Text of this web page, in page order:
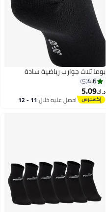
بوما ثلاث جوارب رياضية سادة
4.6
5
د.ك‏5.09
احصل عليه خلال 11 - 12